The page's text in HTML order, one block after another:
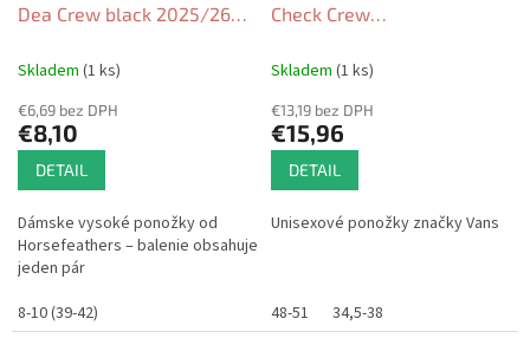
Dea Crew black 2025/26
Skladem (1 ks)
€6,69 bez DPH
€8,10
DETAIL
Dámske vysoké ponožky od
Horsefeathers – balenie obsahuje
jeden pár
8-10 (39-42)
Check Crew
Black/White 2025/26
Skladem (1 ks)
€13,19 bez DPH
€15,96
DETAIL
Unisexové ponožky značky Vans
48-51 34,5-38